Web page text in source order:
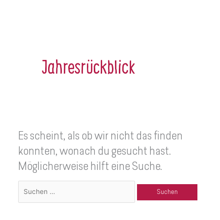
Jahresrückblick
Es scheint, als ob wir nicht das finden
konnten, wonach du gesucht hast.
Möglicherweise hilft eine Suche.